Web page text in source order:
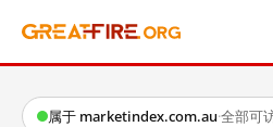
属于 marketindex.com.au·全部可